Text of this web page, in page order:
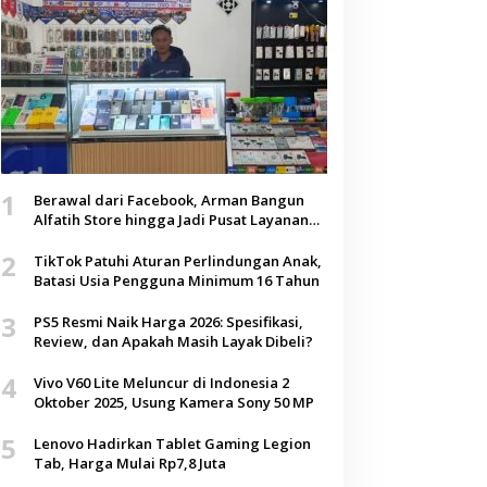
1
Berawal dari Facebook, Arman Bangun
Alfatih Store hingga Jadi Pusat Layanan
2
TikTok Patuhi Aturan Perlindungan Anak,
Batasi Usia Pengguna Minimum 16 Tahun
3
PS5 Resmi Naik Harga 2026: Spesifikasi,
Review, dan Apakah Masih Layak Dibeli?
4
Vivo V60 Lite Meluncur di Indonesia 2
Oktober 2025, Usung Kamera Sony 50 MP
5
Lenovo Hadirkan Tablet Gaming Legion
Tab, Harga Mulai Rp7,8 Juta